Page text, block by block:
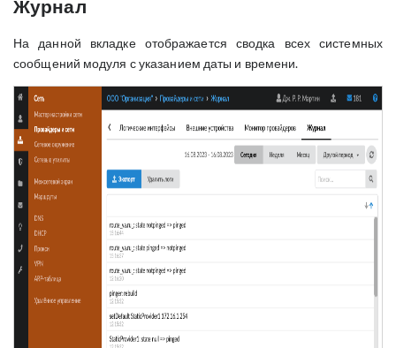
Журнал
На данной вкладке отображается сводка всех системных
сообщений модуля с указанием даты и времени.